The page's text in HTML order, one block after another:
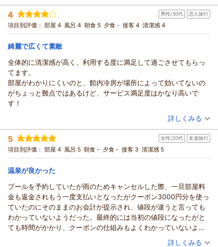
甚だ勝手なお願いではございますが、もし再び幕張エリアにお
越しの際に挽回の機会を賜れますと幸いでございます。スタッ
フ一同、心よりお待ち申し上げております。
フロント 横田
大浴場に関して、お褒めの言葉をいただき大変嬉しく存じま
す。たくさんのお客様から
イベントや旅の疲れを癒すのに高評価いただいております
今後ともお客様から選ばれるホテルを目指し、日々邁進して参
ります。
フロント 清水
宿泊時期： 2026年08月宿泊 (一人旅)
投稿者： あおいさん
宿泊プラン： 素泊まり シングル 食事なし
宿泊価格帯： 7,001～8,000円(大人一人あたり/税込)
この度はアパホテル＆リゾート〈東京ベイ幕張〉にご宿泊いた
だきまして
誠にありがとうございます。
今回のご滞在に満足いただけたこと大変光栄でございます。
当館は幕張メッセやゾゾマリンスタジアムは徒歩三分圏内でご
各イベントに参加するのに、大変好立地となっております。
大浴場の行き方について、ご不便おかけし申し訳ございませ
ん。今後は案内用紙を作成し、再発防止に努めて参ります。
またのお客様のご利用心よりお待ちしております。
フロント 清水
4 男性/30代 恋人旅行
項目別評価： 部屋 4 風呂 4 朝食 5 夕食 - 接客 4 清潔感 4
綺麗で広くて素敵
全体的に清潔感が高く、利用する度に満足して過ごさせてもらっ
てます。
部屋がわかりにくいのと、館内冷房が場所によって効いてないの
がちょっと難点ではあるけど、サービス満足度はかなり高いで
す！
（投稿日：2026/08/03）
宿泊時期： 2026年07月宿泊 (恋人旅行)
投稿者： Ruiさん(男性/30代)
宿泊プラン： 朝食付き（ラ・ベランダ）房総の豊かな食材を使用した朝食ビ
ュッフェ
ダブル 朝のみ
宿泊価格帯： 6,001～7,000円(大人一人あたり/税込)
アパホテル＆リゾート〈東京ベイ幕張〉からの返信
この度はアパホテル＆リゾート〈東京ベイ幕張〉にご宿泊いた
だきまして誠にありがとうございます。.
今回のご滞在にご満足いただけましたこと大変嬉しく存じま
す。
当館の清掃面につきまして、お褒めの言葉を頂戴し、大変光栄
詳しくみる
5 女性/20代 友達旅行
項目別評価： 部屋 4 風呂 5 朝食 - 夕食 - 接客 3 清潔感 5
温泉が良かった
プールを予約していたが雨のためキャンセルした際、一旦部屋料
金も返金されもう一度支払いとなったがクーポン3000円分を使っ
ていたのにそのままのお会計が提示され、値段が違うと言っても
わかっていないようだった。最終的には当初の値段になったがと
ても時間がかかり、クーポンの仕組みもよくわかっていないよう
（投稿日：2026/08/02）
詳しくみる